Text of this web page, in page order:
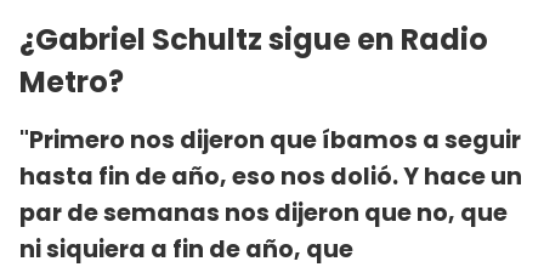
¿Gabriel Schultz sigue en Radio
Metro?
"Primero nos dijeron que íbamos a seguir
hasta fin de año, eso nos dolió. Y hace un
par de semanas nos dijeron que no, que
ni siquiera a fin de año, que